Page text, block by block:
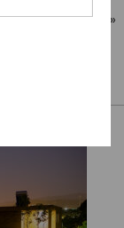
30 … 56 »